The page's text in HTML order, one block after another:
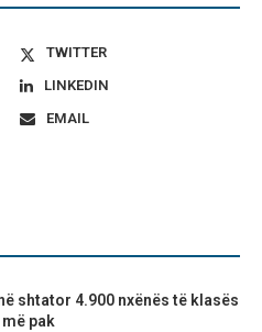
TWITTER
LINKEDIN
EMAIL
shtator 4.900 nxënës të klasës
pak